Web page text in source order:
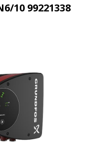
10 99221338